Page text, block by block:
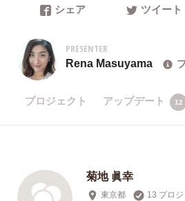
シェア ツイート
PRESENTER
Rena Masuyama
プロジェクト アップデート 12
菊地 眞幸
東京都 13 プロ